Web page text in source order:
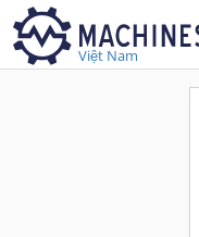
Việt Nam